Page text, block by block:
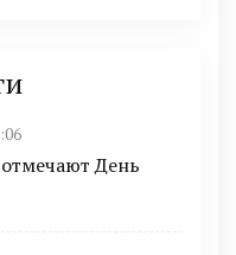
День